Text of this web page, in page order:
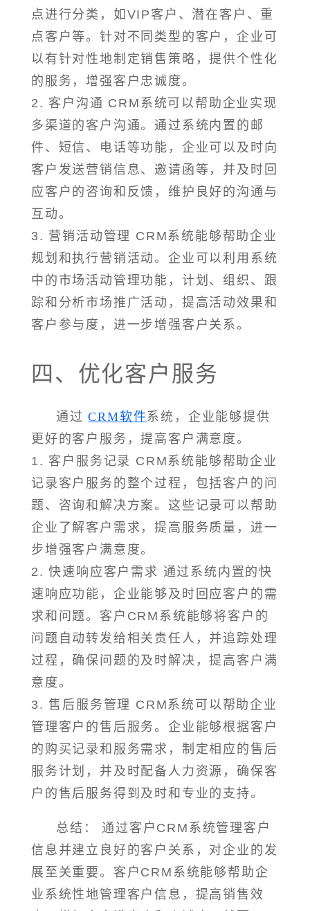
点进行分类，如VIP客户、潜在客户、重
点客户等。针对不同类型的客户，企业可
以有针对性地制定销售策略，提供个性化
的服务，增强客户忠诚度。
2. 客户沟通 CRM系统可以帮助企业实现
多渠道的客户沟通。通过系统内置的邮
件、短信、电话等功能，企业可以及时向
客户发送营销信息、邀请函等，并及时回
应客户的咨询和反馈，维护良好的沟通与
互动。
3. 营销活动管理 CRM系统能够帮助企业
规划和执行营销活动。企业可以利用系统
中的市场活动管理功能，计划、组织、跟
踪和分析市场推广活动，提高活动效果和
客户参与度，进一步增强客户关系。
四、优化客户服务
通过CRM软件系统，企业能够提供
更好的客户服务，提高客户满意度。
1. 客户服务记录 CRM系统能够帮助企业
记录客户服务的整个过程，包括客户的问
题、咨询和解决方案。这些记录可以帮助
企业了解客户需求，提高服务质量，进一
步增强客户满意度。
2. 快速响应客户需求 通过系统内置的快
速响应功能，企业能够及时回应客户的需
求和问题。客户CRM系统能够将客户的
问题自动转发给相关责任人，并追踪处理
过程，确保问题的及时解决，提高客户满
意度。
3. 售后服务管理 CRM系统可以帮助企业
管理客户的售后服务。企业能够根据客户
的购买记录和服务需求，制定相应的售后
服务计划，并及时配备人力资源，确保客
户的售后服务得到及时和专业的支持。
总结： 通过客户CRM系统管理客户
信息并建立良好的客户关系，对企业的发
展至关重要。客户CRM系统能够帮助企
业系统性地管理客户信息，提高销售效